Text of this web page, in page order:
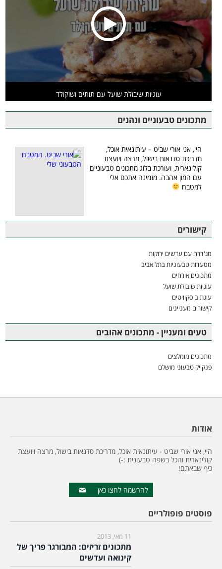
עוגיות שיבולת שועל עם תותים ושוקולד
מתכונים טבעוניים ונהנים
היי, אני אורי שביט – עיתונאית אוכל,
מדריכת סדנאות בישול, מרצה ויועצת
קולינארית, ועורכת בלוג מתכונים טבעוניים
עם המון אהבה. מזמינה אתכם אלי
למטבח
קישורים
מג'דרה עם עדשים ירוקות
מסעדות טבעוניות בתל אביב
מתכונים אורחים
עוגיות שיבולת שועל
עוגת ביסקוויטים
קישורים מעניינים
טעים ומעניין - מתכונים אהובים
מתכונים מומלצים
פנקייק טבעוני מושלם
אודות
היי, אני אורי שביט - עיתונאית אוכל, מדריכת סדנאות בישול, מרצה ויועצת
קולינארית והכל בשפה טבעונית :-)
כיף שבאתם!
להרשמה לחצו כאן
פוסטים פופולריים
11 מאי, 2013
מתכונים זריזים: המבורגר פריך של
קינואה ועדשים